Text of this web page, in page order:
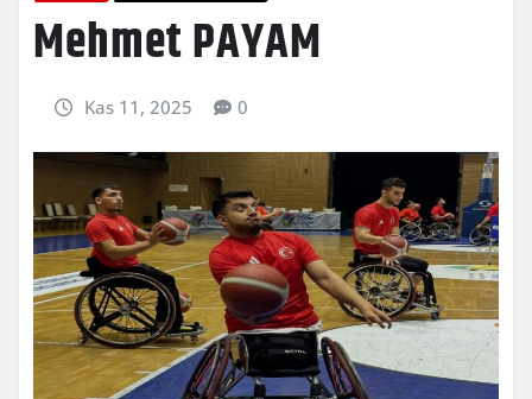
Mehmet PAYAM
Kas 11, 2025 0